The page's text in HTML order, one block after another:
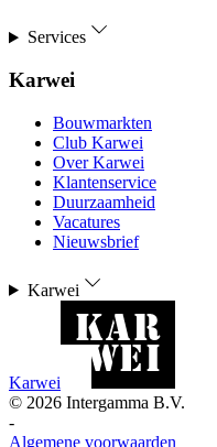
Services
Karwei
Bouwmarkten
Club Karwei
Over Karwei
Klantenservice
Duurzaamheid
Vacatures
Nieuwsbrief
Karwei
Karwei
© 2026 Intergamma B.V.
-
Algemene voorwaarden